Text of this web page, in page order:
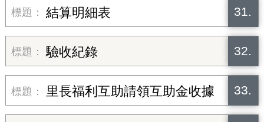
31.
結算明細表
32.
驗收紀錄
33.
里長福利互助請領互助金收據